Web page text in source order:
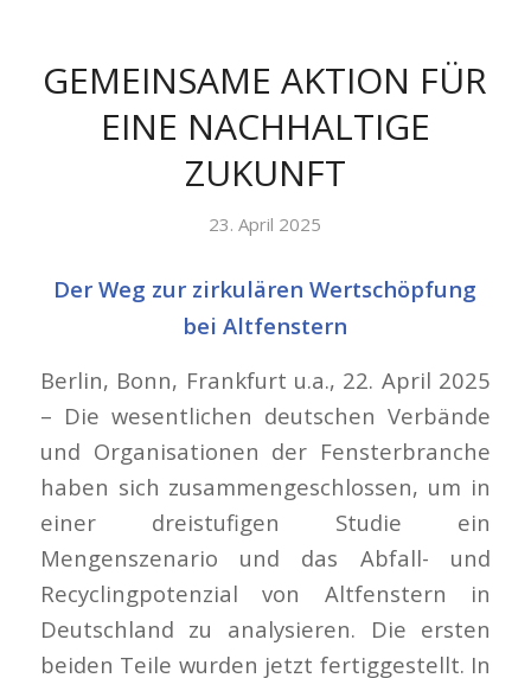
GEMEINSAME AKTION FÜR
EINE NACHHALTIGE
ZUKUNFT
23. April 2025
Der Weg zur zirkulären Wertschöpfung
bei Altfenstern
Berlin, Bonn, Frankfurt u.a., 22. April 2025
– Die wesentlichen deutschen Verbände
und Organisationen der Fensterbranche
haben sich zusammengeschlossen, um in
einer dreistufigen Studie ein
Mengenszenario und das Abfall- und
Recyclingpotenzial von Altfenstern in
Deutschland zu analysieren. Die ersten
beiden Teile wurden jetzt fertiggestellt. In